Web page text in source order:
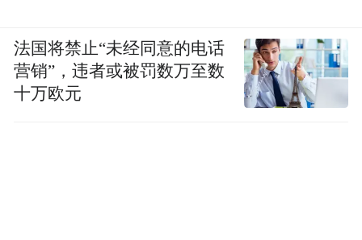
法国将禁止“未经同意的电话
营销”，违者或被罚数万至数
十万欧元